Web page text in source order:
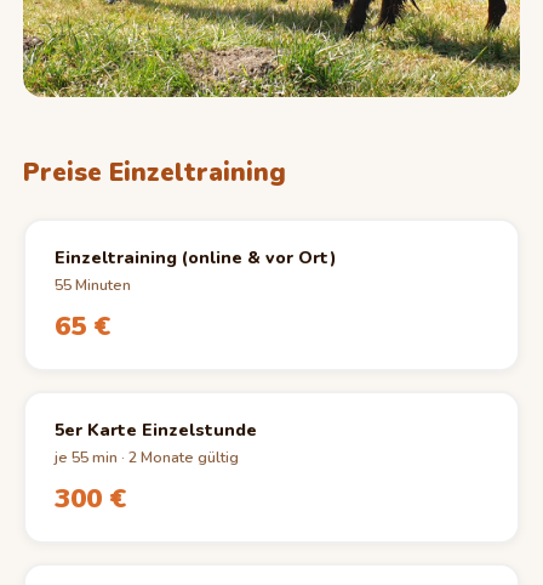
Preise Einzeltraining
Einzeltraining (online & vor Ort)
55 Minuten
65 €
5er Karte Einzelstunde
je 55 min · 2 Monate gültig
300 €